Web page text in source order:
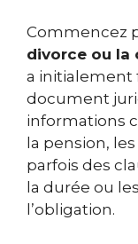
Commencez
divorce ou la
a initialement
document
informations
la pension,
parfois des
la durée ou
l’obligation.